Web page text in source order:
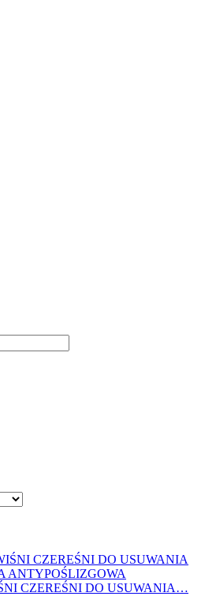
CZEREŚNI DO USUWANIA…